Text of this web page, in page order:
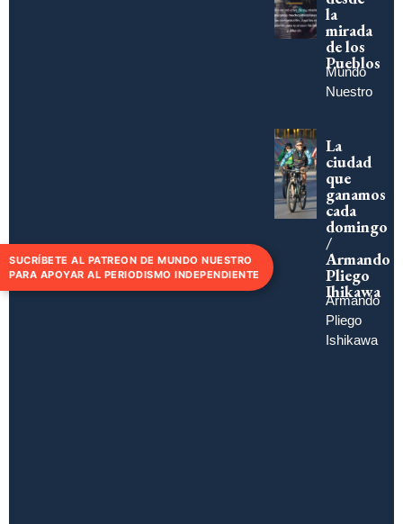
la
mirada
de los
Pueblos
Mundo
Nuestro
La
ciudad
que
ganamos
cada
domingo
/
Armando
Pliego
Ihikawa
Armando
Pliego
Ishikawa
SUCRÍBETE AL PATREON DE MUNDO NUESTRO
PARA APOYAR AL PERIODISMO INDEPENDIENTE